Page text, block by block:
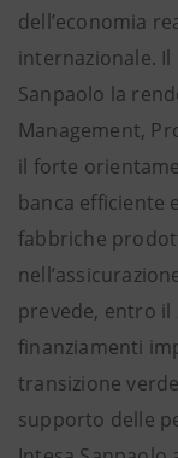
dell’economia
internazionale.
Sanpaolo la
Management,
il forte
banca efficiente
fabbriche
prevede, entro il
finanziamenti
transizione
supporto delle